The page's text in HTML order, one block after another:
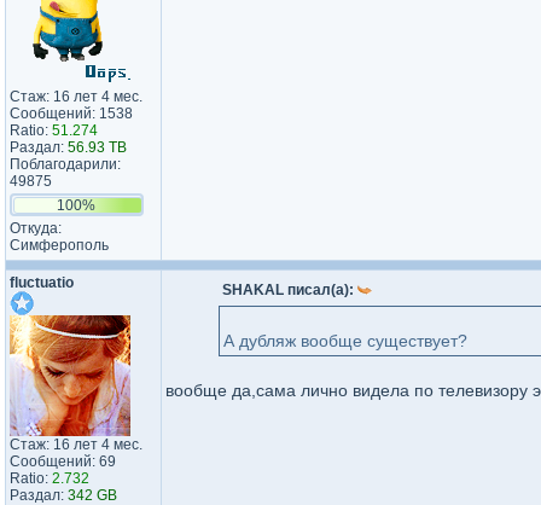
Стаж: 16 лет 4 мес.
Сообщений: 1538
Ratio: 51.274
Раздал: 56.93 TB
Поблагодарили:
49875
100%
Откуда:
Симферополь
fluctuatio
Стаж: 16 лет 4 мес.
Сообщений: 69
Ratio: 2.732
Раздал: 342 GB
SHAKAL писал(а):
А дубляж вообще существует?
вообще да,сама лично видела по телевизору